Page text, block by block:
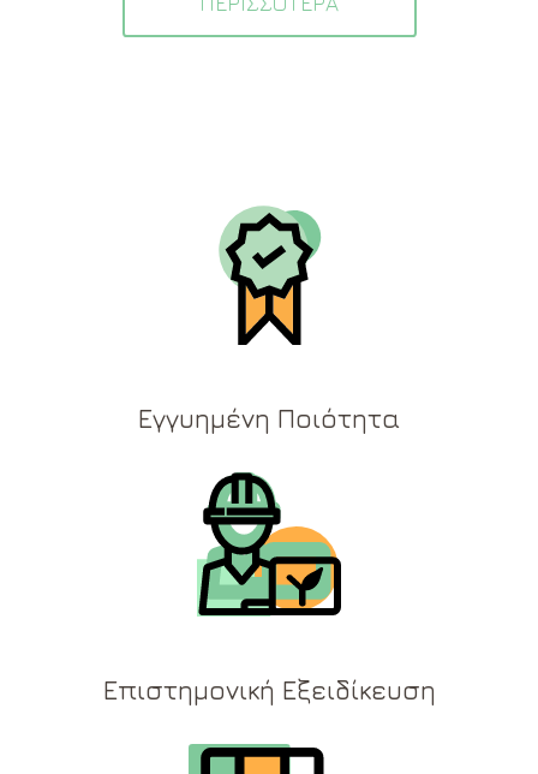
Εγγυημένη Ποιότητα
Επιστημονική Εξειδίκευση